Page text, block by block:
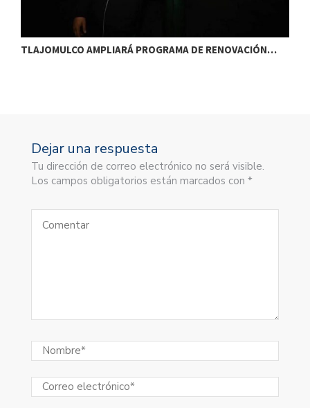
TLAJOMULCO AMPLIARÁ PROGRAMA DE RENOVACIÓN…
Dejar una respuesta
Tu dirección de correo electrónico no será visible.
Los campos obligatorios están marcados con *